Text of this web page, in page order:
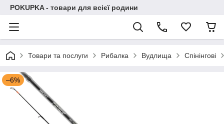
POKUPKA - товари для всієї родини
Товари та послуги Рибалка Вудлища Спінінгові
–6%